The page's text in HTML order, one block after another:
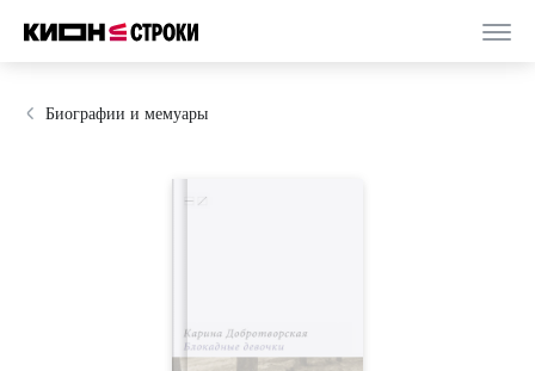
Биографии и мемуары